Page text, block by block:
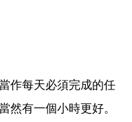
作每天必須完成的任
然有一個小時更好。